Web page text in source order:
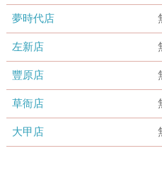
夢時代店
左新店
豐原店
草衙店
大甲店